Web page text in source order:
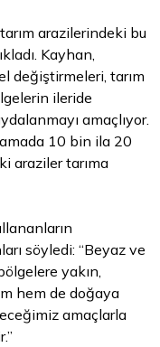
arazilerindeki bu
Kayhan,
değiştirmeleri, tarım
ileride
amaçlıyor.
10 bin ila 20
araziler tarıma
söyledi: “Beyaz ve
yakın,
hem de doğaya
amaçlarla